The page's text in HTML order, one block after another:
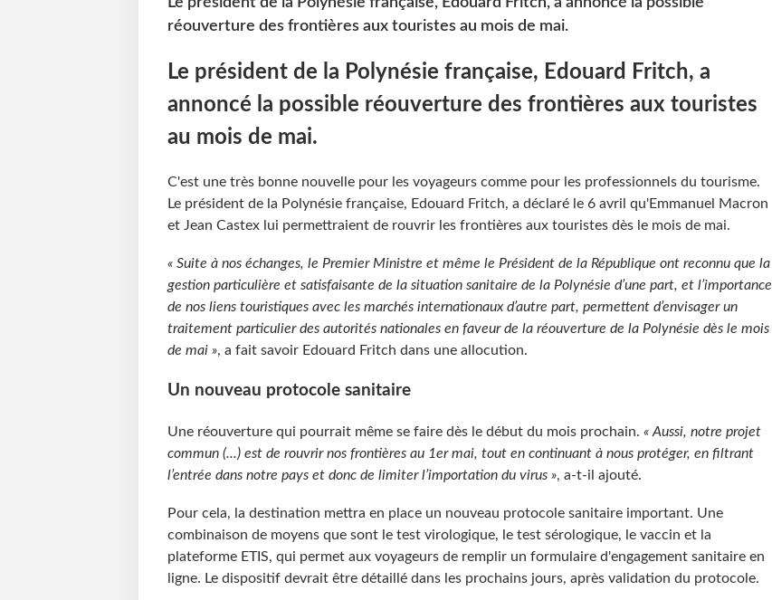
réouverture des frontières aux touristes au mois de mai.
Le président de la Polynésie française, Edouard Fritch, a
annoncé la possible réouverture des frontières aux touristes
au mois de mai.
C'est une très bonne nouvelle pour les voyageurs comme pour les professionnels du tourisme.
Le président de la Polynésie française, Edouard Fritch, a déclaré le 6 avril qu'Emmanuel Macron
et Jean Castex lui permettraient de rouvrir les frontières aux touristes dès le mois de mai.
« Suite à nos échanges, le Premier Ministre et même le Président de la République ont reconnu que la
gestion particulière et satisfaisante de la situation sanitaire de la Polynésie d’une part, et l’importance
de nos liens touristiques avec les marchés internationaux d’autre part, permettent d’envisager un
traitement particulier des autorités nationales en faveur de la réouverture de la Polynésie dès le mois
de mai », a fait savoir Edouard Fritch dans une allocution.
Un nouveau protocole sanitaire
Une réouverture qui pourrait même se faire dès le début du mois prochain. « Aussi, notre projet
commun (...) est de rouvrir nos frontières au 1er mai, tout en continuant à nous protéger, en filtrant
l’entrée dans notre pays et donc de limiter l’importation du virus », a-t-il ajouté.
Pour cela, la destination mettra en place un nouveau protocole sanitaire important. Une
combinaison de moyens que sont le test virologique, le test sérologique, le vaccin et la
plateforme ETIS, qui permet aux voyageurs de remplir un formulaire d'engagement sanitaire en
ligne. Le dispositif devrait être détaillé dans les prochains jours, après validation du protocole.